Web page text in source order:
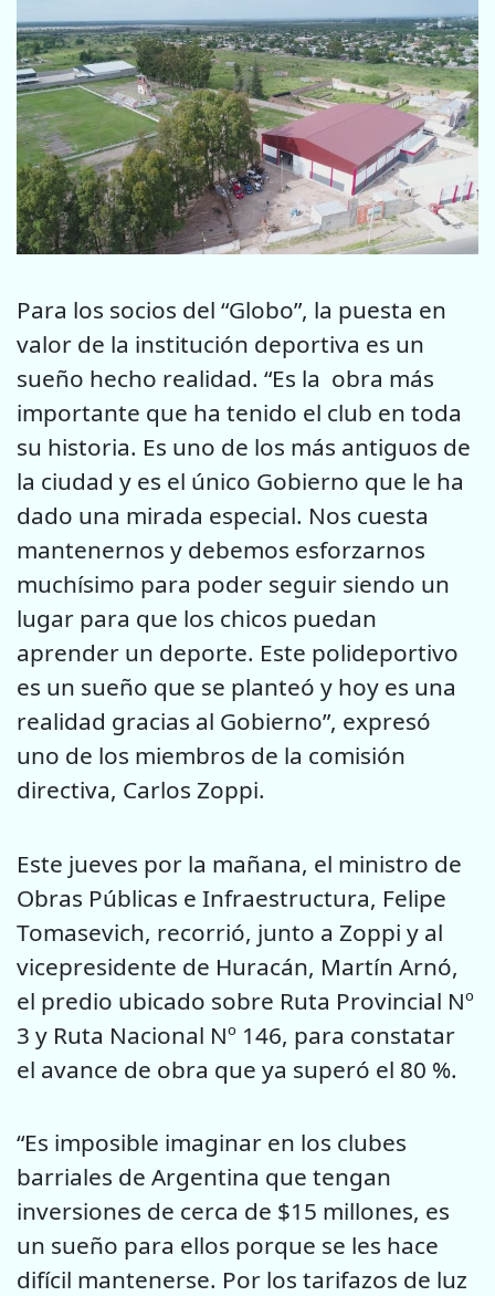
Para los socios del “Globo”, la puesta en
valor de la institución deportiva es un
sueño hecho realidad. “Es la obra más
importante que ha tenido el club en toda
su historia. Es uno de los más antiguos de
la ciudad y es el único Gobierno que le ha
dado una mirada especial. Nos cuesta
mantenernos y debemos esforzarnos
muchísimo para poder seguir siendo un
lugar para que los chicos puedan
aprender un deporte. Este polideportivo
es un sueño que se planteó y hoy es una
realidad gracias al Gobierno”, expresó
uno de los miembros de la comisión
directiva, Carlos Zoppi.
Este jueves por la mañana, el ministro de
Obras Públicas e Infraestructura, Felipe
Tomasevich, recorrió, junto a Zoppi y al
vicepresidente de Huracán, Martín Arnó,
el predio ubicado sobre Ruta Provincial Nº
3 y Ruta Nacional Nº 146, para constatar
el avance de obra que ya superó el 80 %.
“Es imposible imaginar en los clubes
barriales de Argentina que tengan
inversiones de cerca de $15 millones, es
un sueño para ellos porque se les hace
difícil mantenerse. Por los tarifazos de luz